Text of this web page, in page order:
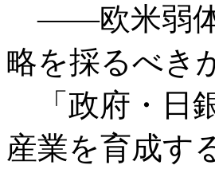
――欧米弱体
略を採るべき
「政府・日
産業を育成す